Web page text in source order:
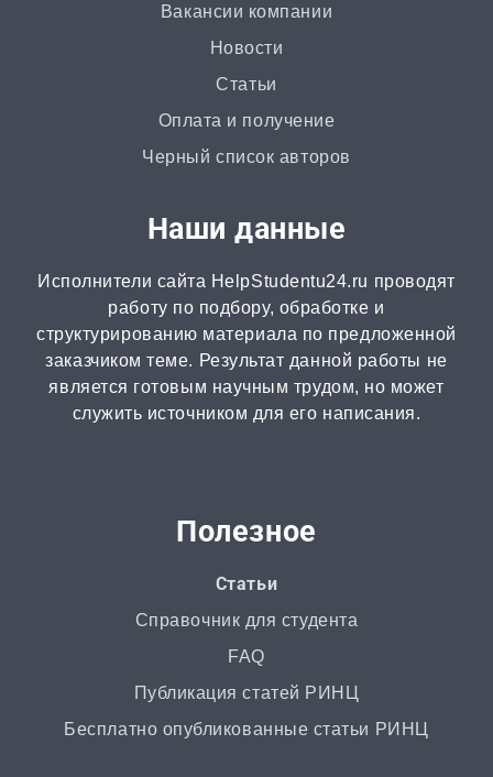
от 2 часов | от 500 ₽
от 3 часов | от 500 ₽
от 2 часов | от 300 ₽
Рецензия
от 2 часов | от 500 ₽
Монография
2 часа | от 1000 ₽
от 3 дней | от 5000 ₽
от 1 дня | от 700 ₽
Маркетинговое исследование
от 4 часов | от 500 ₽
Вакансии компании
Новости
Статьи
Оплата и получение
Черный список авторов
Наши данные
Исполнители сайта HelpStudentu24.ru проводят
работу по подбору, обработке и
структурированию материала по предложенной
заказчиком теме. Результат данной работы не
является готовым научным трудом, но может
служить источником для его написания.
Полезное
Статьи
Справочник для студента
FAQ
Публикация статей РИНЦ
Бесплатно опубликованные статьи РИНЦ